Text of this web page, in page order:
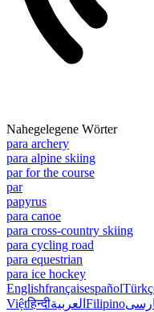
Nahegelegene Wörter
para archery
para alpine skiing
par for the course
par
papyrus
para canoe
para cross-country skiing
para cycling road
para equestrian
para ice hockey
Englishfrançaisespañol
Việtहिन्दीالعربية Filipino